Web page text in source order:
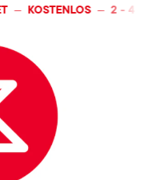
— KOSTENLOS — 2 - 4 JULI